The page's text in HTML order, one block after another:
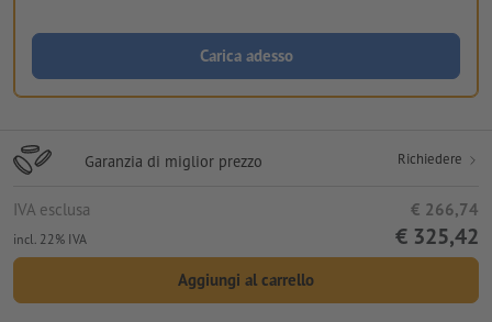
Carica adesso
Garanzia di miglior prezzo Richiedere
IVA esclusa € 266,74
incl. 22% IVA € 325,42
Aggiungi al carrello